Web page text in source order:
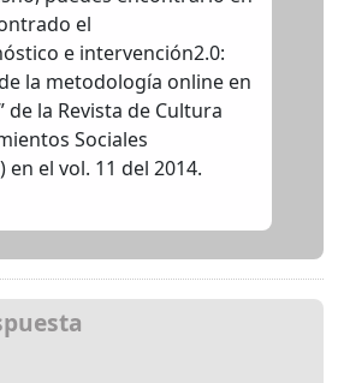
el
e intervención2.0:
la metodología online en
de la Revista de Cultura
Sociales
el vol. 11 del 2014.